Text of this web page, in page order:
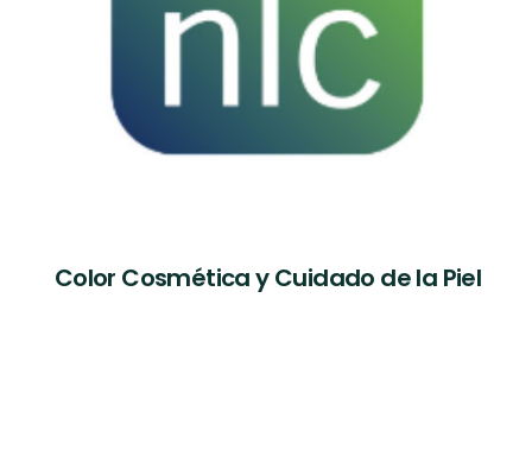
Color Cosmética y Cuidado de la Piel